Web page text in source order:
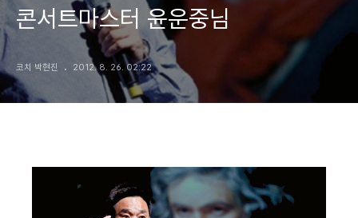
콘서트마스터 윤운중님
코치 박현진 2012. 8. 26. 02:22